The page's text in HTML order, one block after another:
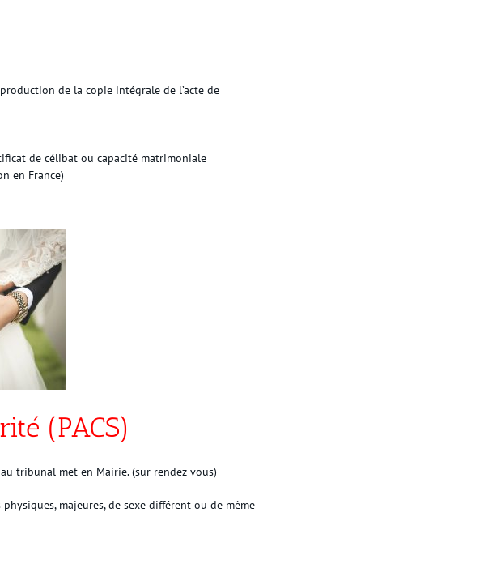
de la copie intégrale de l’acte de
de célibat ou capacité matrimoniale
en France)
(PACS)
tribunal met en Mairie. (sur rendez-vous)
majeures, de sexe différent ou de même